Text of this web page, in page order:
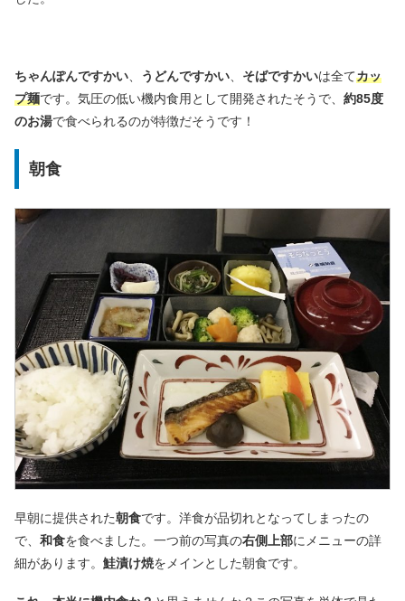
ちゃんぽんですかい うどんですかい そばですかいは全てカッ
プ麺です。気圧の低い機内食用として開発されたそうで、 約85度
のお湯で食べられるのが特徴だそうです！
朝食
早朝に提供された朝食です。洋食が品切れとなってしまったの
で、 和食を食べました。一つ前の写真の右側上部にメニューの詳
細があります。 鮭漬け焼をメインとした朝食です。